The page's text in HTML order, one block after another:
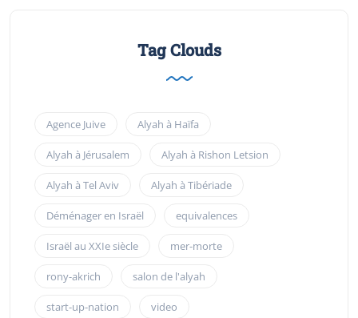
Tag Clouds
Agence Juive Alyah à Haïfa
Alyah à Jérusalem Alyah à Rishon Letsion
Alyah à Tel Aviv Alyah à Tibériade
Déménager en Israël equivalences
Israël au XXIe siècle mer-morte
rony-akrich salon de l'alyah
start-up-nation video